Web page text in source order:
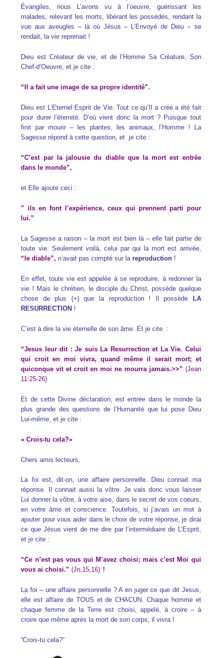
Évangiles, nous L’avons vu à l’oeuvre, guérissant les
malades, relevant les morts, libérant les possédés, rendant la
vue aux aveugles – là où Jésus – L’Envoyé de Dieu – se
rendait, la vie reprenait !
Dieu est Créateur de vie, et de l’Homme Sa Créature, Son
Chef-d’Oeuvre, et je cite :
“Il a fait une image de sa propre identité”.
Dieu est L’Eternel Esprit de Vie. Tout ce qu’Il a créé a été fait
pour durer l’éternité. D’où vient donc la mort ? Puisque tout
finit par mourir – les plantes, les animaux, l’Homme ! La
Sagesse répond à cette question, et je cite :
“C’est par la jalousie du diable que la mort est entrée
dans le monde”,
et Elle ajoute ceci :
” ils en font l’expérience, ceux qui prennent parti pour
lui.”
La Sagesse a raison – la mort est bien là – elle fait partie de
toute vie. Seulement voilà, celui par qui la mort est arrivée,
“le diable”, n’avait pas compté sur lareproduction !
En effet, toute vie est appelée à se reproduire, à redonner la
vie ! Mais le chrétien, le disciple du Christ, possède quelque
chose de plus (+) que la reproduction ! Il possède LA
RESURRECTION !
C’est à dire la vie éternelle de son âme. Et je cite :
“Jesus leur dit : Je suis La Resurrection et La Vie. Celui
qui croit en moi vivra, quand même il serait mort; et
quiconque vit et croit en moi ne mourra jamais.>>” (Jean
11:25-26)
Et de cette Divine déclaration, est entrée dans le monde la
plus grande des questions de l’Humanité que lui pose Dieu
Lui-même, et je cite :
« Crois-tu cela?»
Chers amis lecteurs,
La foi est, dit-on, une affaire personnelle. Dieu connait ma
réponse. Il connait aussi la vôtre. Je vais donc vous laisser
Lui donner la vôtre, à votre aise, dans le secret de vos coeurs,
en votre âme et conscience. Toutefois, si j’avais un mot à
ajouter pour vous aider dans le choix de votre réponse, je dirai
ce que Jésus vient de me dire par l’intermédiaire de L’Esprit,
et je cite :
“Ce n’est pas vous qui M’avez choisi; mais c’est Moi qui
vous ai choisi.”(Jn,15,16) †
La foi – une affaire personnelle ? A en juger ce que dit Jesus,
elle est affaire de TOUS et de CHACUN. Chaque homme et
chaque femme de la Terre est choisi, appelé, à croire – à
croire que même après la mort de son corps, il vivra !
“Crois-tu cela?”